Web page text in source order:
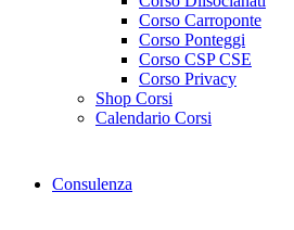
Corso Carroponte
Corso Ponteggi
Corso CSP CSE
Corso Privacy
Shop Corsi
Calendario Corsi
Consulenza